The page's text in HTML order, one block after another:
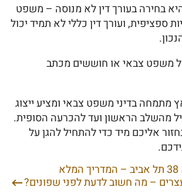
בחירה בעורך דין לא מנוסה – משפט
ספציפית, ועורך דין כללי לא תמיד יכול
משפט צבאי או חוששים מכתב
מתמחה בדיני משפט צבאי ומציע ייצוג
מהשלב הראשון ועד להכרעה הסופית.
אליכם מיד כדי להתחיל להגן על
– מה חשוב לדעת לפני שפונים?